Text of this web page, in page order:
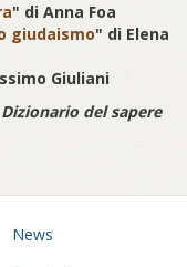
" di Anna Foa
giudaismo" di Elena
Giuliani
Dizionario del sapere
News